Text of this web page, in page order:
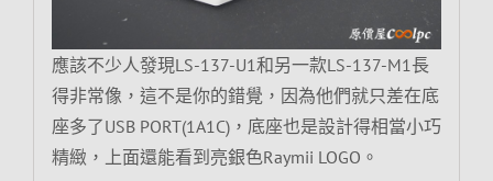
應該不少人發現LS-137-U1和另一款LS-137-M1長
得非常像，這不是你的錯覺，因為他們就只差在底
座多了USB PORT(1A1C)，底座也是設計得相當小巧
精緻，上面還能看到亮銀色Raymii LOGO。